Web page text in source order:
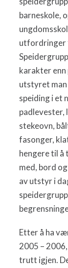
barneskole,
utfordringer
karakter
utstyret
speiding i et
padlevester,
stekeovn,
fasonger,
hengere til
med, bord
av utstyr i
Etter å ha
2005 –
trutt igjen.